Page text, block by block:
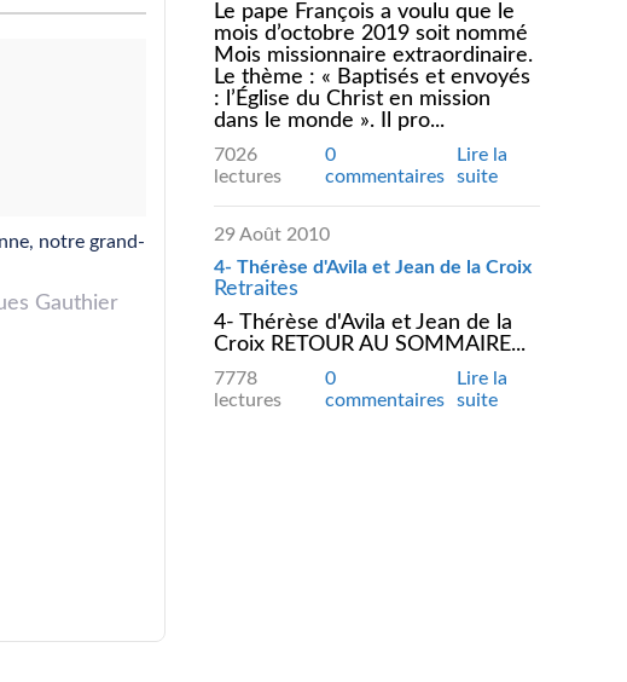
notre grand-
Gauthier
Le pape François a voulu que le
mois d’octobre 2019 soit nommé
Mois missionnaire extraordinaire.
Le thème : « Baptisés et envoyés
: l’Église du Christ en mission
dans le monde ». Il pro...
7026
lectures
0
commentaires
Lire la
suite
29 Août 2010
4- Thérèse d'Avila et Jean de la Croix
Retraites
4- Thérèse d'Avila et Jean de la
Croix RETOUR AU SOMMAIRE...
7778
lectures
0
commentaires
Lire la
suite